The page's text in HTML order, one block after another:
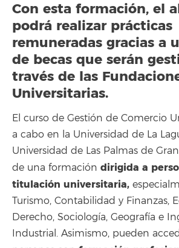
Con esta formación, el
podrá realizar prácticas
remuneradas gracias a
de becas que serán
través de las
Universitarias.
El curso de Gestión de Comercio
a cabo en la Universidad de La
Universidad de Las Palmas de
de una formación dirigida a
titulación universitaria,
Turismo, Contabilidad y Finanzas,
Derecho, Sociología, Geografía e
Industrial. Asimismo, pueden